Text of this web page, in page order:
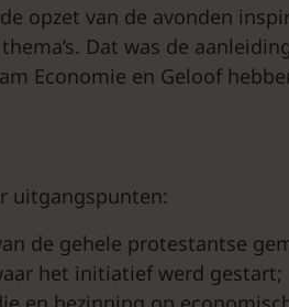
opzet van de avonden
Dat was de
Economie en Geloof
uitgangspunten:
de gehele protestantse
het initiatief werd gestart;